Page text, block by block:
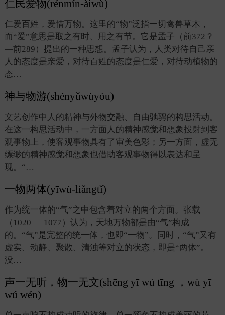
仁民爱物(rénmín-àiwù)
仁爱百姓，爱惜万物。这里的“物”泛指一切禽兽草木，
而“爱”意思是取之有时、用之有节。它是孟子（前372？
—前289）提出的一种思想。孟子认为，人类对待自己亲
人的态度是亲爱，对待百姓的态度是仁爱，对待动植物的
态…
神与物游(shényǔwùyóu)
文艺创作中人的精神与外物交融、自由驰骋的构思活动。
在这一构思活动中，一方面人的精神感觉和想象投射到客
观事物上，使客观事物具有了审美色彩；另一方面，虚无
缥缈的精神感觉和想象也借助客观事物得以表达和呈
现。“…
一物两体(yīwù-liǎngtǐ)
作为统一体的“气”之中包含着对立的两个方面。张载
（1020 — 1077）认为，天地万物都是由“气”构成
的。“气”是完整的统一体，也即“一物”。同时，“气”又有
虚实、动静、聚散、清浊等对立的状态，即是“两体”。
没…
声一无听，物一无文(shēng yī wú tīng ，wù yī
wú wén)